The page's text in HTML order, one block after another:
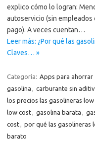
explico cómo lo logran:
autoservicio (sin empleados
pago). A veces cuentan…
Leer más: ¿Por qué las
Claves… »
Categoría: Apps para ahorrar
gasolina , carburante sin
los precios las gasolineras
low cost, gasolina barata ,
cost, por qué las gasolineras
barato